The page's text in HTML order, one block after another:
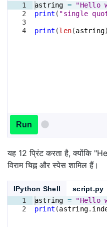
1
2
3
4
astring =
"Hello
print ( "single
print (len(astring
Run
यह 12 प्रिंट करता है, क्योंकि
विराम चिह्न और स्पेस शामिल हैं।
IPython Shell
script.py
1
2
astring =
"Hello
print (astring.